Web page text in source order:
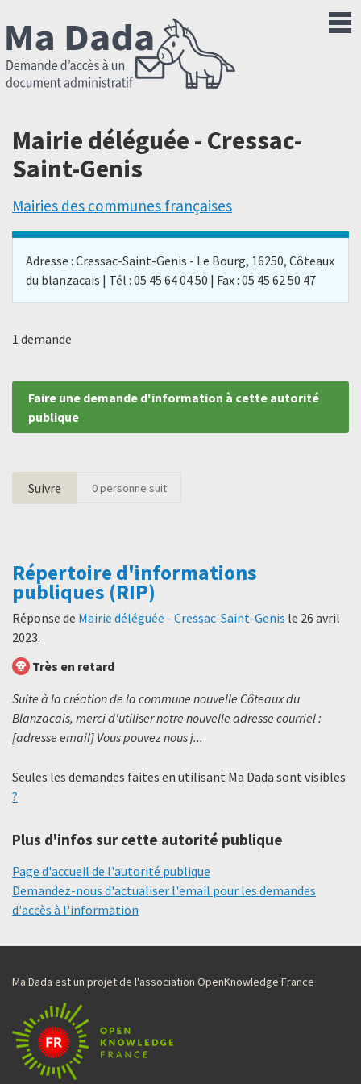
Mairie déléguée - Cressac-
Saint-Genis
Mairies des communes françaises
Adresse : Cressac-Saint-Genis - Le Bourg, 16250, Côteaux
du blanzacais | Tél : 05 45 64 04 50 | Fax : 05 45 62 50 47
1 demande
Faire une demande d'information à cette autorité
publique
Suivre 0personne suit
Répertoire d'informations
publiques (RIP)
Réponse de Mairie déléguée - Cressac-Saint-Genis le 26 avril
2023.
Très en retard
Suite à la création de la commune nouvelle Côteaux du
Blanzacais, merci d'utiliser notre nouvelle adresse courriel :
[adresse email] Vous pouvez nous j...
Seules les demandes faites en utilisant Ma Dada sont visibles
?
Plus d'infos sur cette autorité publique
Page d'accueil de l'autorité publique
Demandez-nous d'actualiser l'email pour les demandes
d'accès à l'information
Ma Dada est un projet de l'association OpenKnowledge France